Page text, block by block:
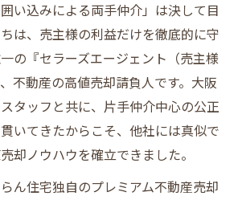
い込みによる両手仲介」は決して目
は、売主様の利益だけを徹底的に守
の『セラーズエージェント（売主様
不動産の高値売却請負人です。大阪
タッフと共に、片手仲介中心の公正
いてきたからこそ、他社には真似で
却ノウハウを確立できました。
ん住宅独自のプレミアム不動産売却